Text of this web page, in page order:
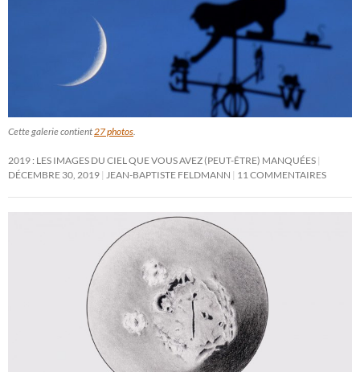
Cette galerie contient27 photos.
2019 : LES IMAGES DU CIEL QUE VOUS AVEZ (PEUT-ÊTRE) MANQUÉES
DÉCEMBRE 30, 2019 JEAN-BAPTISTE FELDMANN 11 COMMENTAIRES